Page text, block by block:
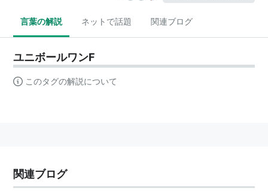
言葉の解説 ネットで話題 関連ブログ
ユニボールワンF
このタグの解説について
関連ブログ